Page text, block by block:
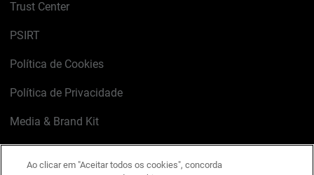
Trust Center
PSIRT
Política de Cookies
Política de Privacidade
Media & Brand Kit
Ao clicar em "Aceitar todos os cookies", concorda